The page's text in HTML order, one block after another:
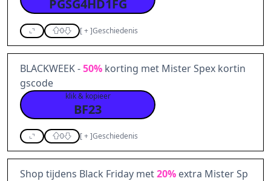
PGSG4HD1FG
0 [+]Geschiedenis
BLACKWEEK -50% korting met Mister Spex kortin
gscode
klik & kopieer
BF23
0 [+]Geschiedenis
Shop tijdens Black Friday met20% extra Mister Sp